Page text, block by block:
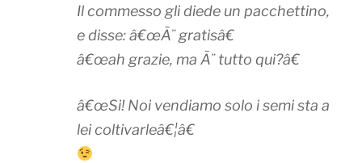
Il commesso gli diede un pacchettino,
e disse: â€œÃ¨ gratisâ€
â€œah grazie, ma Ã¨ tutto qui?â€
â€œSi! Noi vendiamo solo i semi sta a
lei coltivarleâ€¦â€